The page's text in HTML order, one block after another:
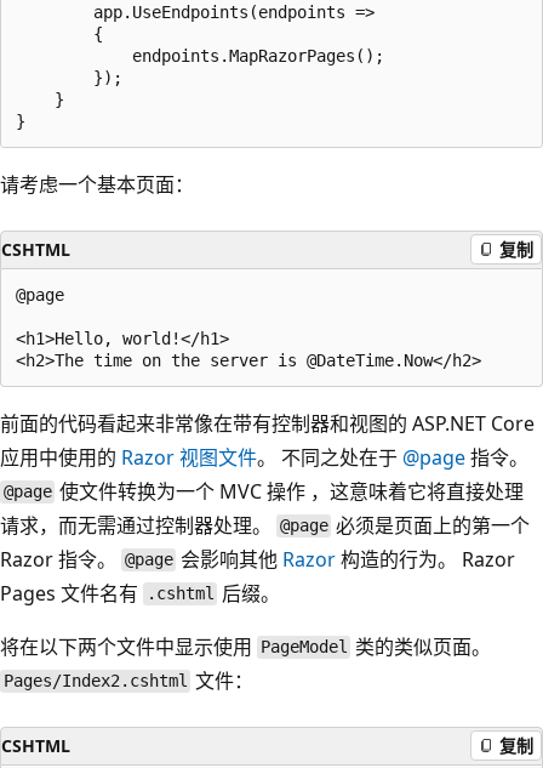
        app.UseEndpoints(endpoints =>
        {
            endpoints.MapRazorPages();
        });
    }
请考虑一个基本页面：
CSHTML 复制
@page
<h1>Hello, world!</h1>
前面的代码看起来非常像在带有控制器和视图的 ASP.NET Core
应用中使用的 Razor 视图文件。 不同之处在于 @page指令。
@page 使文件转换为一个 MVC 操作 ，这意味着它将直接处理
请求，而无需通过控制器处理。
@page 必须是页面上的第一个
Razor 指令。
@page 会影响其他 Razor构造的行为。 Razor
Pages 文件名有
.cshtml 后缀。
将在以下两个文件中显示使用 PageModel 类的类似页面。
Pages/Index2.cshtml 文件：
CSHTML 复制